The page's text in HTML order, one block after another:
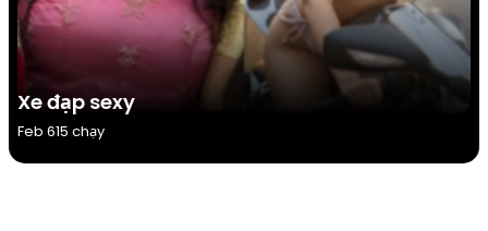
Xe đạp sexy
Feb 615 chạy